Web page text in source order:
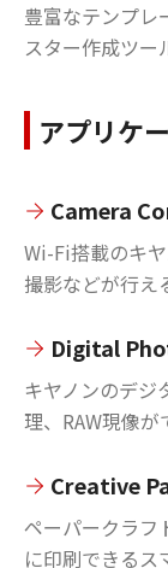
豊富なテンプレ
スター作成ツー
アプリケ
Camera
Wi-Fi搭載のキ
撮影などが行え
Digital
キヤノンのデジ
理、RAW現像が
Creative
ペーパークラフ
に印刷できるス